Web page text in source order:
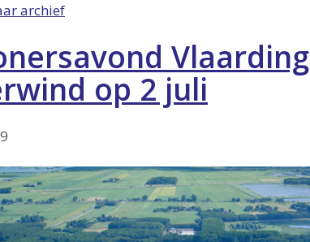
archief
op 2 juli